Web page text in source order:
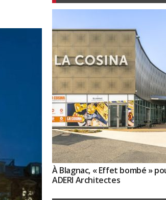
À Blagnac, « Effet bombé »
ADERI Architectes